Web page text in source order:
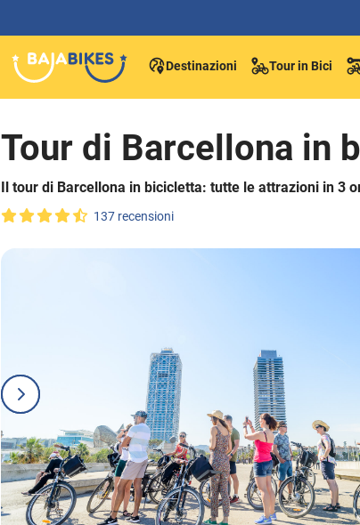
Destinazioni Tour in Bici
Tour di Barcellona in
Il tour di Barcellona in bicicletta: tutte le attrazioni in 3
137 recensioni